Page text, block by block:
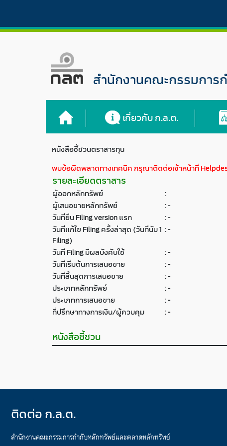
สำนักงานคณะกรรมกา
เกี่ยวกับ ก.ล.ต.
หนังสือชี้ชวนตราสารทุน
พบข้อผิดพลาดทางเทคนิค กรุณาติดต่อเจ้าหน้าที่
รายละเอียดตราสาร
ผู้ออกหลักทรัพย์
:
ผู้เสนอขายหลักทรัพย์
:-
วันที่ยื่น Filing version แรก
:-
วันที่แก้ไข Filing ครั้งล่าสุด (วันที่นับ 1
Filing)
:-
วันที่ Filing มีผลบังคับใช้
:-
วันที่เริ่มต้นการเสนอขาย
:-
วันที่สิ้นสุดการเสนอขาย
:-
ประเภทหลักทรัพย์
:-
ประเภทการเสนอขาย
:-
ที่ปรึกษาทางการเงิน/ผู้ควบคุม
:-
หนังสือชี้ชวน
ติดต่อ ก.ล.ต.
สำนักงานคณะกรรมการกำกับหลักทรัพย์และตลาดหลักทรัพย์